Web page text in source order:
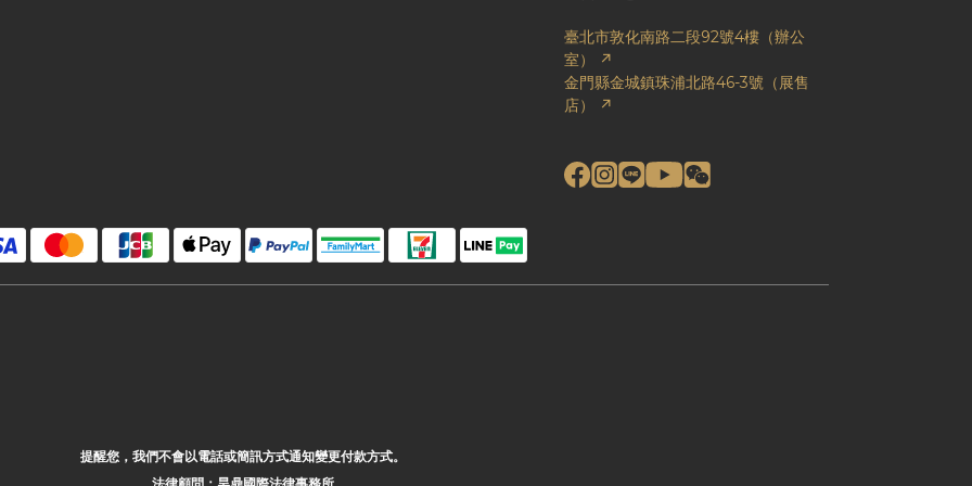
臺北市敦化南路二段92號4樓（辦公
室） ↗
金門縣金城鎮珠浦北路46-3號（展售
店） ↗
提醒您，我們不會以電話或簡訊方式通知變更付款方式。